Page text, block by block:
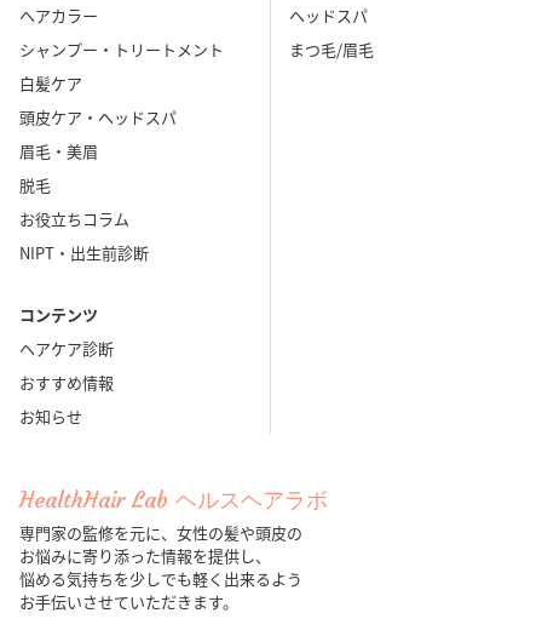
ヘアカラー
シャンプー・トリートメント
白髪ケア
頭皮ケア・ヘッドスパ
眉毛・美眉
脱毛
お役立ちコラム
NIPT・出生前診断
コンテンツ
ヘアケア診断
おすすめ情報
お知らせ
ヘッドスパ
まつ毛/眉毛
HealthHair Lab ヘルスヘアラボ
専門家の監修を元に、女性の髪や頭皮の
お悩みに寄り添った情報を提供し、
悩める気持ちを少しでも軽く出来るよう
お手伝いさせていただきます。